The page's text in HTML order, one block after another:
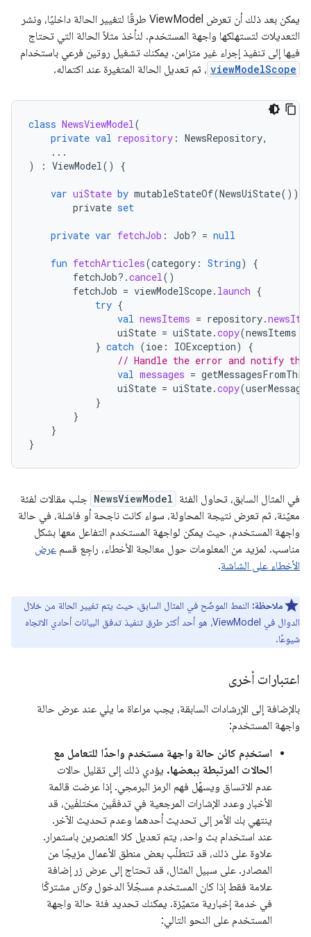
يمكن بعد ذلك أن تعرض ViewModel طرقًا لتغيير الحالة داخليًا، ونشر
التعديلات لتستهلكها واجهة المستخدم. لنأخذ مثلاً الحالة التي تحتاج
فيها إلى تنفيذ إجراء غير متزامن. يمكنك تشغيل روتين فرعي باستخدام
viewModelScope ، ثم تعديل الحالة المتغيرة عند اكتماله.
class NewsViewModel(
private val repository : NewsRepository,
...
)
: ViewModel() {
var uiState by mutableStateOf(NewsUiState())
private set
private var fetchJob : Job? = null
fun fetchArticles(category : String)
{
fetchJob?.cancel()
fetchJob = viewModelScope. launch {
try {
val newsItems = repository.
uiState = uiState.copy(newsItems
} catch (ioe : IOException)
{
// Handle the error and notify the
val messages =
uiState = uiState.copy(
}
}
}
}
في المثال السابق، تحاول الفئة NewsViewModel جلب مقالات لفئة
معيّنة، ثم تعرض نتيجة المحاولة، سواء كانت ناجحة أو فاشلة، في حالة
واجهة المستخدم، حيث يمكن لواجهة المستخدم التفاعل معها بشكل
مناسب. لمزيد من المعلومات حول معالجة الأخطاء، راجِع قسم عرض
الأخطاء على الشاشة.
ملاحظة: النمط الموضّح في المثال السابق، حيث يتم تغيير الحالة من خلال
الدوال في ViewModel، هو أحد أكثر طرق تنفيذ تدفق البيانات أحادي الاتجاه
شيوعًا.
اعتبارات أخرى
بالإضافة إلى الإرشادات السابقة، يجب مراعاة ما يلي عند عرض حالة
واجهة المستخدم:
استخدِم كائن حالة واجهة مستخدم واحدًا للتعامل مع
الحالات المرتبطة ببعضها. يؤدي ذلك إلى تقليل حالات
عدم الاتساق ويسهّل فهم الرمز البرمجي. إذا عرضت قائمة
الأخبار وعدد الإشارات المرجعية في تدفقَين مختلفَين، قد
ينتهي بك الأمر إلى تحديث أحدهما وعدم تحديث الآخر.
عند استخدام بث واحد، يتم تعديل كلا العنصرين باستمرار.
علاوة على ذلك، قد تتطلّب بعض منطق الأعمال مزيجًا من
المصادر. على سبيل المثال، قد تحتاج إلى عرض زر إضافة
علامة فقط إذا كان المستخدم مسجّلاً الدخولوكان مشتركًا
في خدمة إخبارية متميّزة. يمكنك تحديد فئة حالة واجهة
المستخدم على النحو التالي: